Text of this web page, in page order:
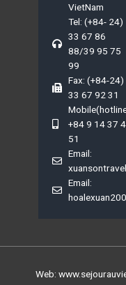
VietNam
Tel: (+84- 24)
33 67 86
88/39 95 75
99
Fax: (+84-24)
33 67 92 31
+84 9 14 37
51
Email:
Email:
Web: